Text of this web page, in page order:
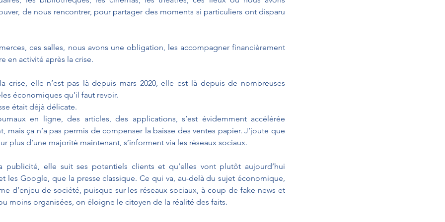
de nous rencontrer, pour partager des moments si particuliers ont disparu
ces salles, nous avons une obligation, les accompagner financièrement
en activité après la crise.
crise, elle n’est pas là depuis mars 2020, elle est là depuis de nombreuses
économiques qu’il faut revoir.
était déjà délicate.
en ligne, des articles, des applications, s’est évidemment accélérée
mais ça n’a pas permis de compenser la baisse des ventes papier. J’joute que
plus d’une majorité maintenant, s’informent via les réseaux sociaux.
publicité, elle suit ses potentiels clients et qu’elles vont plutôt aujourd’hui
les Google, que la presse classique. Ce qui va, au-delà du sujet économique,
d’enjeu de société, puisque sur les réseaux sociaux, à coup de fake news et
moins organisées, on éloigne le citoyen de la réalité des faits.